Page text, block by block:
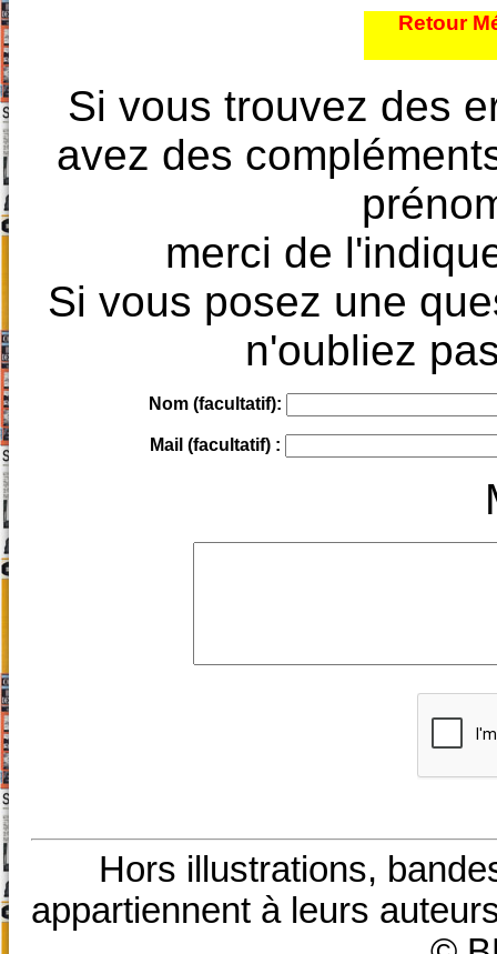
Retour
Si vous trouvez des
avez des
merci de
Si vous posez une
n'oubliez
Nom (facultatif):
Mail (facultatif) :
Hors illustrations,
appartiennent à leurs